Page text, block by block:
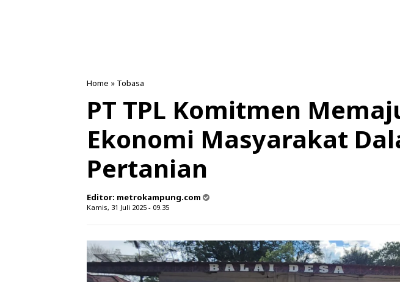
Home » Tobasa
PT TPL Komitmen
Ekonomi Masyarakat
Pertanian
Editor: metrokampung.com
Kamis, 31 Juli 2025 - 09.35